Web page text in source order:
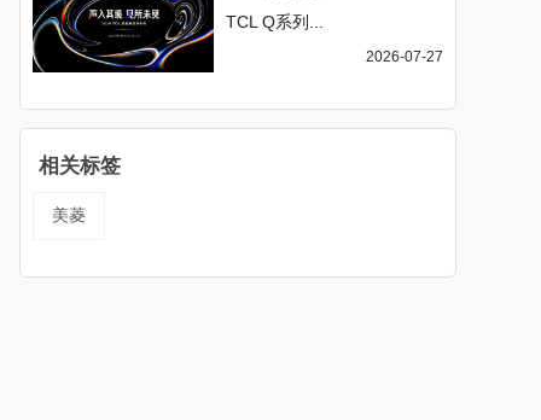
TCL Q系列...
2026-07-27
相关标签
美菱